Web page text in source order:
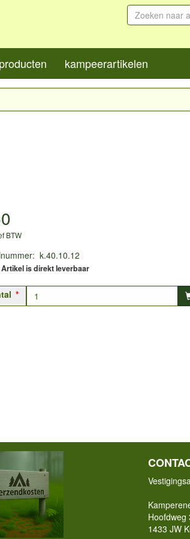
kampeerartikelen
BTW
: k.40.10.12
Artikel is direkt leverbaar
Hoofdweg
1433 JW